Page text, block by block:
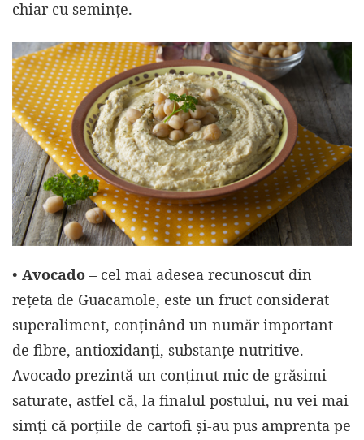
chiar cu seminţe.
• Avocado – cel mai adesea recunoscut din
rețeta de Guacamole, este un fruct considerat
superaliment, conținând un număr important
de fibre, antioxidanți, substanțe nutritive.
Avocado prezintă un conținut mic de grăsimi
saturate, astfel că, la finalul postului, nu vei mai
simți că porțiile de cartofi și-au pus amprenta pe